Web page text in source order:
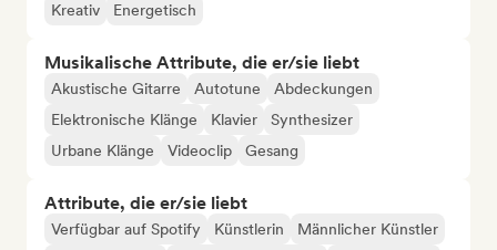
Kreativ Energetisch
Musikalische Attribute, die er/sie liebt
Akustische Gitarre Autotune
Abdeckungen
Elektronische Klänge
Klavier
Synthesizer
Urbane Klänge
Videoclip Gesang
Attribute, die er/sie liebt
Verfügbar auf Spotify Künstlerin
Männlicher Künstler